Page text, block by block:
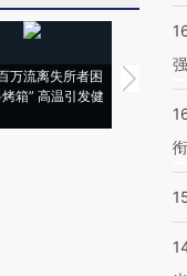
万流离失所者困
箱” 高温引发健
马航飞行